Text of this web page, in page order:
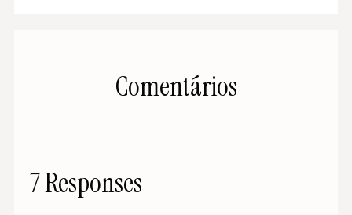
Comentários
7 Responses